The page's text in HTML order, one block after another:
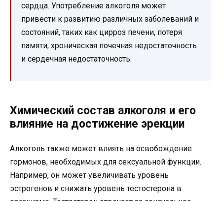
сердца. Употребление алкоголя может
привести к развитию различных заболеваний и
состояний, таких как цирроз печени, потеря
памяти, хроническая почечная недостаточность
и сердечная недостаточность.
Химический состав алкоголя и его
влияние на достижение эрекции
Алкоголь также может влиять на освобождение
гормонов, необходимых для сексуальной функции.
Например, он может увеличивать уровень
эстрогенов и снижать уровень тестостерона в